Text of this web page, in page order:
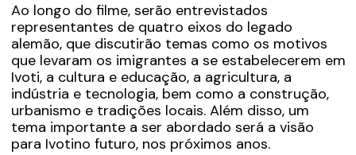
Ao longo do filme, serão entrevistados
representantes de quatro eixos do legado
alemão, que discutirão temas como os motivos
que levaram os imigrantes a se estabelecerem em
Ivoti, a cultura e educação, a agricultura, a
indústria e tecnologia, bem como a construção,
urbanismo e tradições locais. Além disso, um
tema importante a ser abordado será a visão
para Ivotino futuro, nos próximos anos.